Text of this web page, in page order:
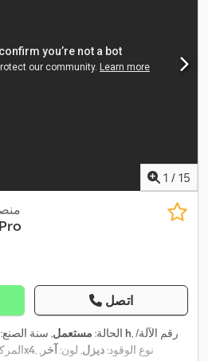
1 / 15
اتصل
الحالة: مستعمل, سنة الصنع: 1.602 h, رقم الآلة/
4x4 , نوع الوقود:ديزل, لون:آخر ,